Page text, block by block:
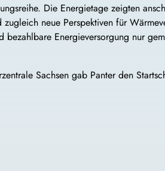
Die Energietage zeigten
neue Perspektiven für
Energieversorgung nur
Sachsen gab Panter den